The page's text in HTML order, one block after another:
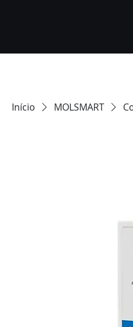
Início MOLSMART